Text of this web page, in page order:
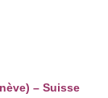
– Suisse